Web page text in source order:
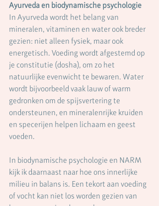
Ayurveda en biodynamische psychologie
In Ayurveda wordt het belang van
mineralen, vitaminen en water ook breder
gezien: niet alleen fysiek, maar ook
energetisch. Voeding wordt afgestemd op
je constitutie (dosha), om zo het
natuurlijke evenwicht te bewaren. Water
wordt bijvoorbeeld vaak lauw of warm
gedronken om de spijsvertering te
ondersteunen, en mineralenrijke kruiden
en specerijen helpen lichaam en geest
voeden.
In biodynamische psychologie en NARM
kijk ik daarnaast naar hoe ons innerlijke
milieu in balans is. Een tekort aan voeding
of vocht kan niet los worden gezien van